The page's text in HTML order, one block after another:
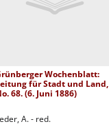
Wochenblatt:
für Stadt und Land,
68. (6. Juni 1886)
A. - red.